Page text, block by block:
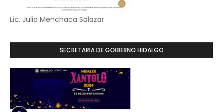
Lic. Julio Menchaca Salazar
SECRETARIA DE GOBIERNO HIDALGO